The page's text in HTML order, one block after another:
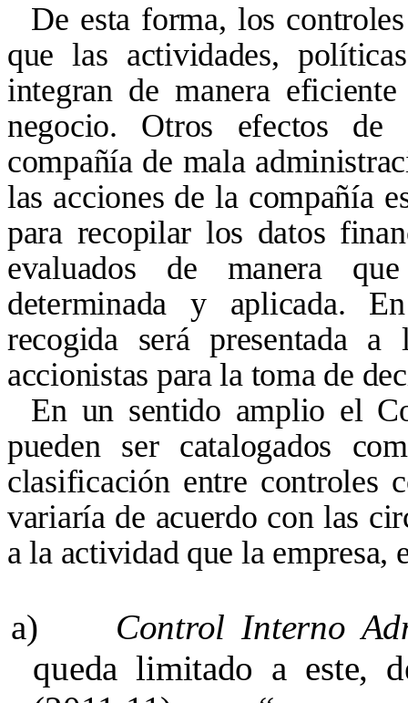
De esta forma, los
que las actividades,
integran de manera
negocio. Otros efectos
compañía de mala
las acciones de la compañía
para recopilar los datos
evaluados de manera
determinada y aplicada.
recogida será presentada
accionistas para la toma de
En un sentido amplio el
pueden ser catalogados
clasificación entre controles
variaría de acuerdo con las
a la actividad que la empresa,
a)
Control Interno
queda limitado a este,